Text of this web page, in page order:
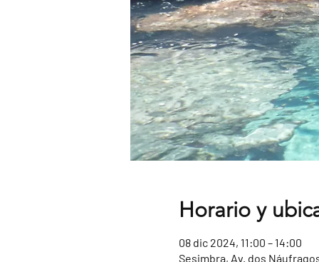
Horario y
08 dic 2024, 11:00 – 14:00
Sesimbra, Av. dos